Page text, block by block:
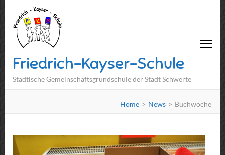
Friedrich-Kayser-Schule
Städtische Gemeinschaftsgrundschule der Stadt Schwerte
Home > News > Buchwoche